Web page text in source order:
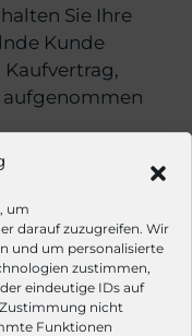
um
darauf zuzugreifen. Wir
und um personalisierte
zustimmen,
eindeutige IDs auf
Zustimmung nicht
Funktionen
Sie Ihre
Kunde
Kaufvertrag,
l
S
2